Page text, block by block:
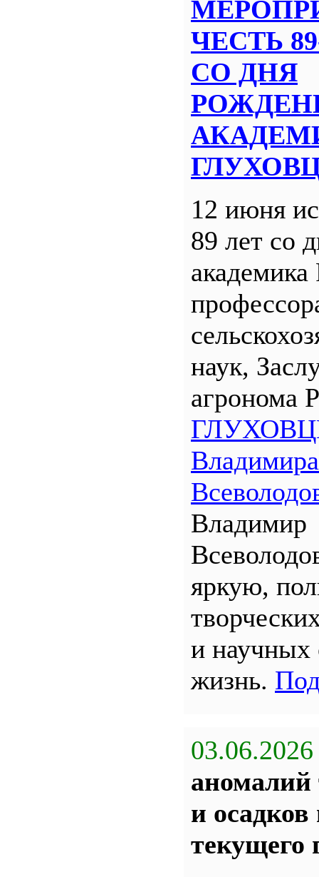
ЧЕСТЬ
СО ДНЯ
12 июня
89 лет со
наук,
агронома
Владимира
Владимир
яркую,
и научных
жизнь.
03.06.2026
аномалий
и
текущего